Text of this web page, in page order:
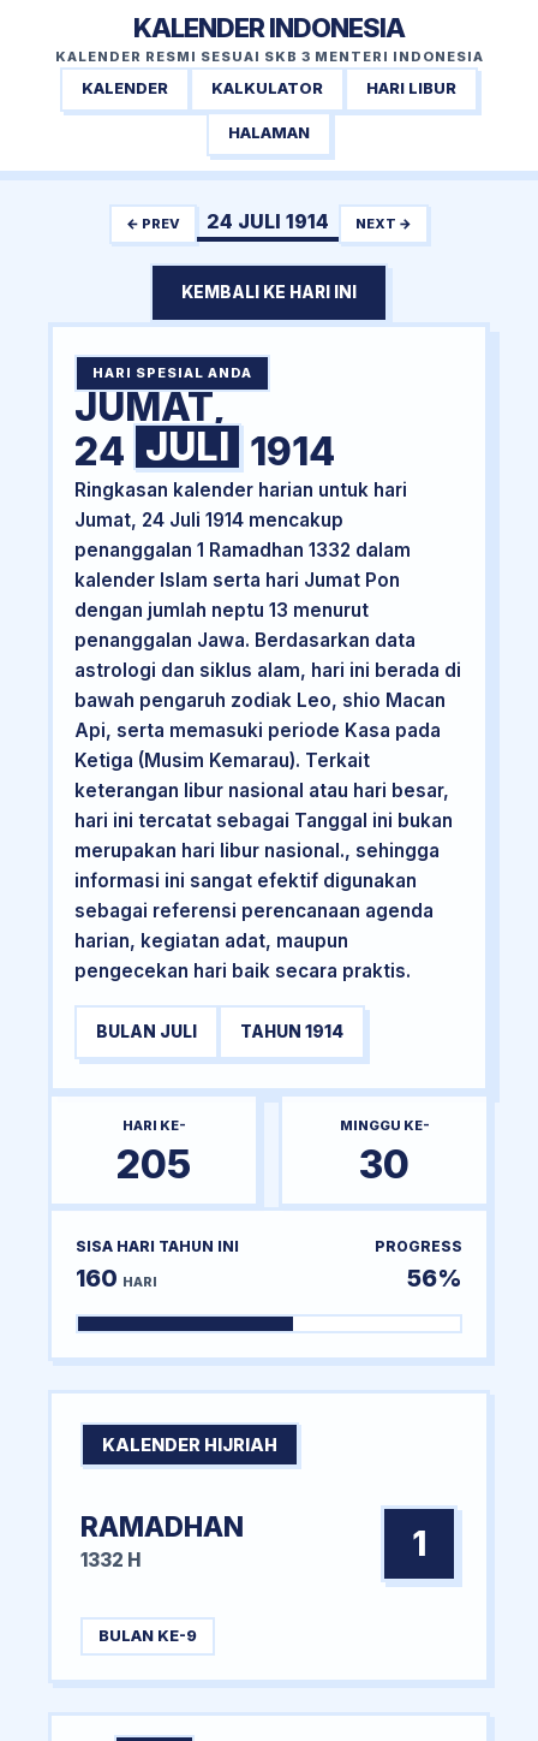
KALENDER INDONESIA
KALENDER RESMI SESUAI SKB 3 MENTERI INDONESIA
KALENDER KALKULATOR HARI LIBUR
HALAMAN
← PREV 24 JULI 1914 NEXT →
KEMBALI KE HARI INI
HARI SPESIAL ANDA
JUMAT,
24 JULI 1914
Ringkasan kalender harian untuk hari
Jumat, 24 Juli 1914 mencakup
penanggalan 1 Ramadhan 1332 dalam
kalender Islam serta hari Jumat Pon
dengan jumlah neptu 13 menurut
penanggalan Jawa. Berdasarkan data
astrologi dan siklus alam, hari ini berada di
bawah pengaruh zodiak Leo, shio Macan
Api, serta memasuki periode Kasa pada
Ketiga (Musim Kemarau). Terkait
keterangan libur nasional atau hari besar,
hari ini tercatat sebagai Tanggal ini bukan
merupakan hari libur nasional., sehingga
informasi ini sangat efektif digunakan
sebagai referensi perencanaan agenda
harian, kegiatan adat, maupun
pengecekan hari baik secara praktis.
BULAN JULI TAHUN 1914
HARI KE-
205
MINGGU KE-
30
SISA HARI TAHUN INI
160 HARI
PROGRESS
56%
KALENDER HIJRIAH
RAMADHAN
1332 H 1
BULAN KE-9